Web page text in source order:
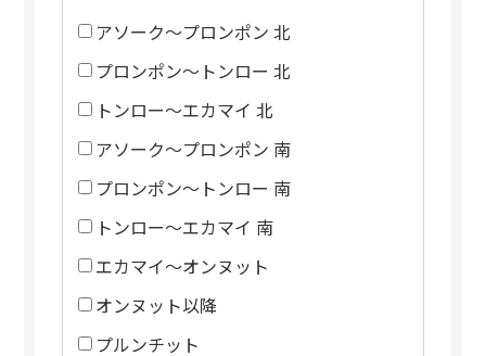
アソーク～プロンポン 北
プロンポン～トンロー 北
トンロー～エカマイ 北
アソーク～プロンポン 南
プロンポン～トンロー 南
トンロー～エカマイ 南
エカマイ～オンヌット
オンヌット以降
プルンチット